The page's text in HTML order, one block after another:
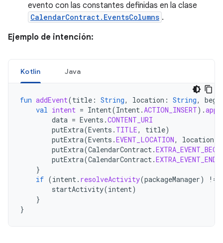
evento con las constantes definidas en la clase
CalendarContract.EventsColumns .
Ejemplo de intención:
Kotlin Java
fun addEvent(title : String, location : String,
val intent = Intent(Intent.ACTION_INSERT).
data = Events .CONTENT_URI
putExtra(Events . TITLE, title)
putExtra(Events .EVENT_LOCATION, location
putExtra(CalendarContract.
putExtra(CalendarContract.
}
if (intent. resolveActivity(packageManager) !=
startActivity(intent)
}
}